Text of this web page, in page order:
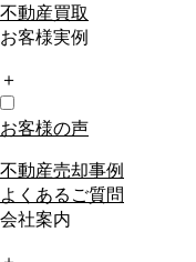
不動産買取
お客様実例
＋
お客様の声
不動産売却事例
よくあるご質問
会社案内